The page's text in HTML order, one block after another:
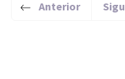
Anterior